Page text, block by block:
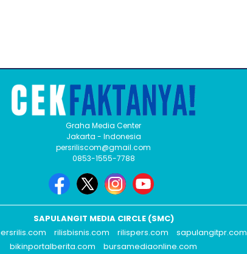
Graha Media Center
Jakarta - Indonesia
persriliscom@gmail.com
0853-1555-7788
SAPULANGIT MEDIA CIRCLE (SMC)
rilisbisnis.com rilispers.com sapulangitpr.com
bikinportalberita.com
bursamediaonline.com